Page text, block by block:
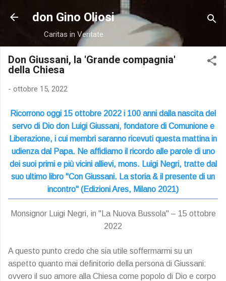
Passa ai contenuti principali
don Gino Oliosi
Caritas in Veritate
Don Giussani, la 'Grande compagnia'
della Chiesa
- ottobre 15, 2022
Ricorrono oggi 15 ottobre 2022 i 100 anni dalla nascita del
servo di Dio don Luigi Giussani, fondatore di Comunione e
Liberazione, i cui membri saranno ricevuti questa mattina in
udienza dal Papa. Ne affidiamo il ricordo alle parole di uno
dei suoi primi e più vicini allievi, mons. Luigi Negri, tratte dal
suo ultimo libro "Con Giussani. La storia & il presente di un
incontro" (Edizioni Ares, Milano 2021)
Monsignor Luigi Negri, in "La Nuova Bussola" – 15 ottobre
2022
A questo punto credo che sia utile soffermarmi su un
aspetto quanto mai definitorio della persona di Giussani:
ovvero il suo amore alla Chiesa come popolo di Dio e corpo